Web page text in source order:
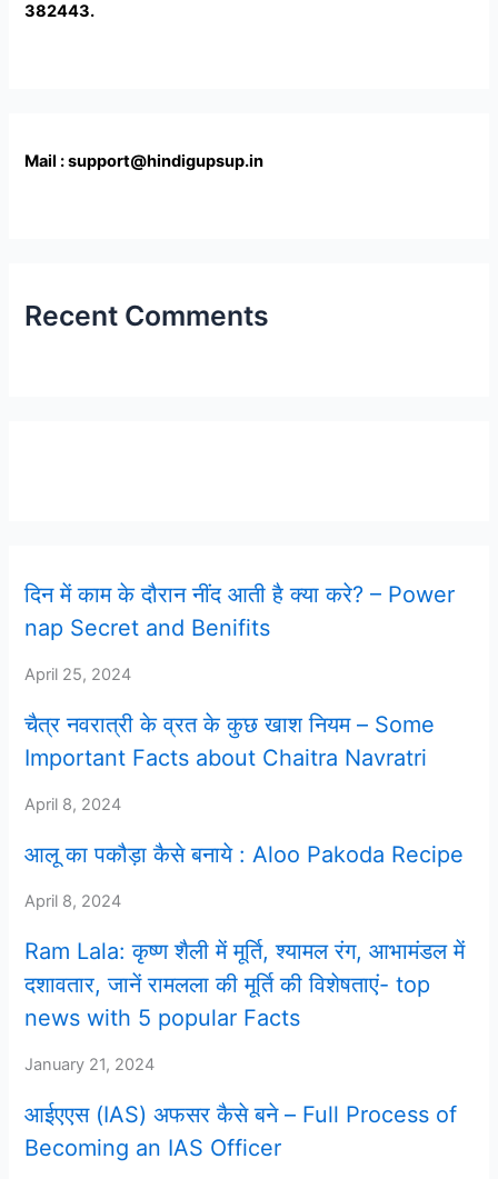
382443.
Mail : support@hindigupsup.in
Recent Comments
दिन में काम के दौरान नींद आती है क्या करे? – Power
nap Secret and Benifits
April 25, 2024
चैत्र नवरात्री के व्रत के कुछ खाश नियम – Some
Important Facts about Chaitra Navratri
April 8, 2024
आलू का पकौड़ा कैसे बनाये : Aloo Pakoda Recipe
April 8, 2024
Ram Lala: कृष्ण शैली में मूर्ति, श्यामल रंग, आभामंडल में
दशावतार, जानें रामलला की मूर्ति की विशेषताएं- top
news with 5 popular Facts
January 21, 2024
आईएएस (IAS) अफसर कैसे बने – Full Process of
Becoming an IAS Officer